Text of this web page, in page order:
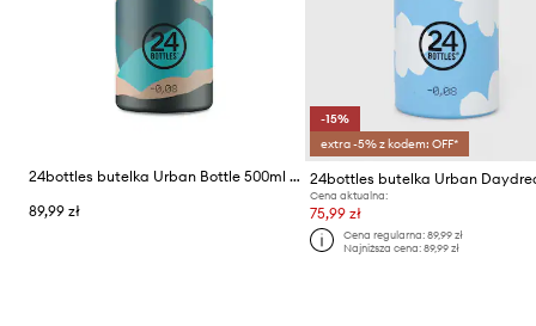
24bottles butelka Urban Bottle 500ml Mountains
89,99 zł
-15%
extra -5% z kodem: OFF*
Cena aktualna:
75,99 zł
Cena regularna: 89,99 zł
Najniższa cena: 89,99 zł